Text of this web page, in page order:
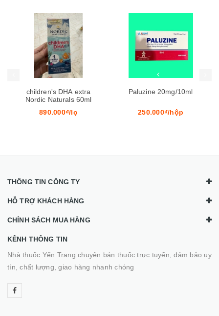
children's DHA extra
Nordic Naturals 60ml
890.000₫/lọ
Paluzine 20mg/10ml
250.000₫/hộp
THÔNG TIN CÔNG TY
HỖ TRỢ KHÁCH HÀNG
CHÍNH SÁCH MUA HÀNG
KÊNH THÔNG TIN
Nhà thuốc Yến Trang chuyên bán thuốc trực tuyến, đảm bảo uy
tín, chất lượng, giao hàng nhanh chóng